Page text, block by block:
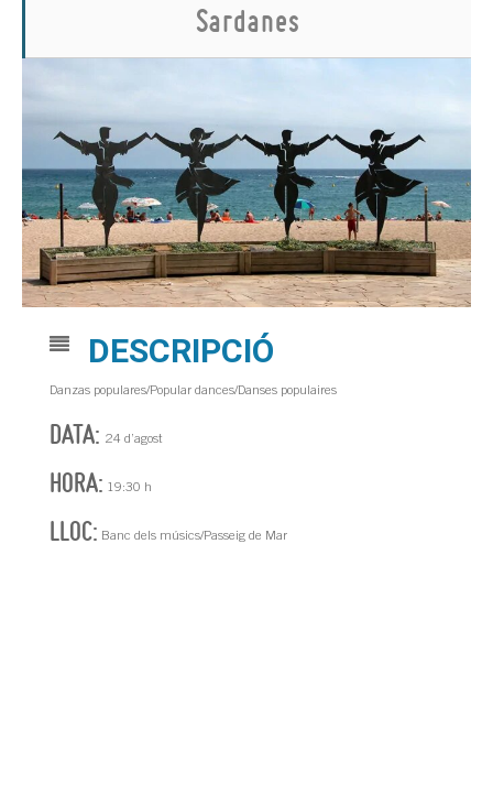
Sardanes
DESCRIPCIÓ
Danzas populares/Popular dances/Danses populaires
DATA: 24 d’agost
HORA: 19:30 h
LLOC: Banc dels músics/Passeig de Mar